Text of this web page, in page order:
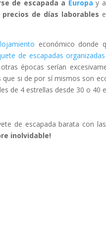
de escapada a Europa y
de días laborables
económico donde
de escapadas organizadas
épocas serían
si de por sí mismos son
de 4 estrellas desde 30 o 40
de escapada barata con
inolvidable!